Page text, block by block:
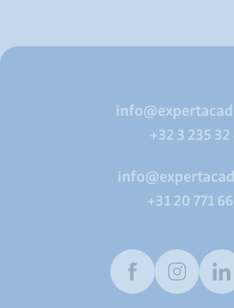
+32 3 235 32
+31 20 771
FacebookInstagram